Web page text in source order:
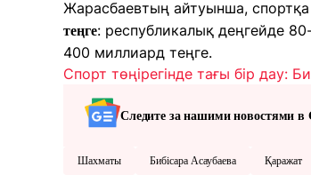
Жарасбаевтың айтуынша,
теңге: республикалық деңгейде
400 миллиард теңге.
Спорт төңірегінде тағы бір дау:
Следите за нашими новостями в
Шахматы Бибісара Асаубаева Қаражат